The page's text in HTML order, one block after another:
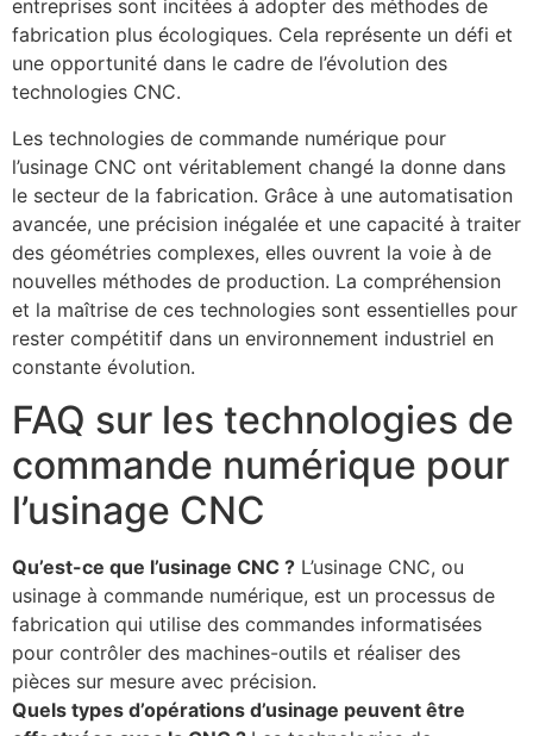
entreprises sont incitées à adopter des méthodes de
fabrication plus écologiques. Cela représente un défi et
une opportunité dans le cadre de l’évolution des
technologies CNC.
Les technologies de commande numérique pour
l’usinage CNC ont véritablement changé la donne dans
le secteur de la fabrication. Grâce à une automatisation
avancée, une précision inégalée et une capacité à traiter
des géométries complexes, elles ouvrent la voie à de
nouvelles méthodes de production. La compréhension
et la maîtrise de ces technologies sont essentielles pour
rester compétitif dans un environnement industriel en
constante évolution.
FAQ sur les technologies de
commande numérique pour
l’usinage CNC
Qu’est-ce que l’usinage CNC ? L’usinage CNC, ou
usinage à commande numérique, est un processus de
fabrication qui utilise des commandes informatisées
pour contrôler des machines-outils et réaliser des
pièces sur mesure avec précision.
Quels types d’opérations d’usinage peuvent être